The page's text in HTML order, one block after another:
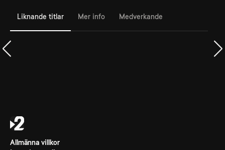
Liknande titlar Mer info Medverkande
Allmänna villkor